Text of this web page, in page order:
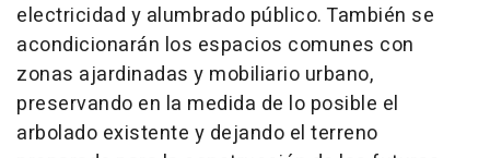
electricidad y alumbrado público. También se
acondicionarán los espacios comunes con
zonas ajardinadas y mobiliario urbano,
preservando en la medida de lo posible el
arbolado existente y dejando el terreno